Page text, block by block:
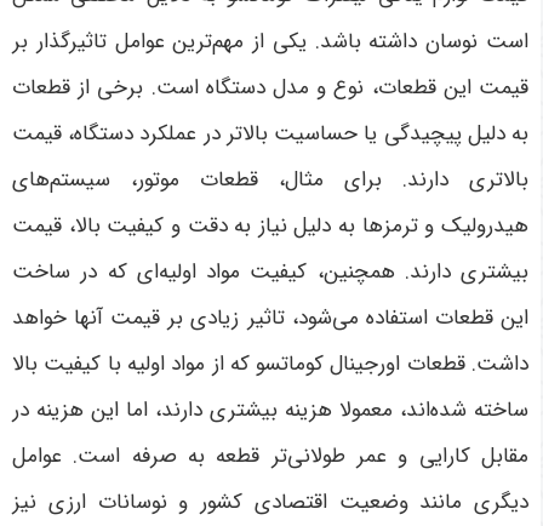
است نوسان داشته باشد. یکی از مهم‌ترین عوامل تاثیرگذار بر
قیمت این قطعات، نوع و مدل دستگاه است. برخی از قطعات
به دلیل پیچیدگی یا حساسیت بالاتر در عملکرد دستگاه، قیمت
بالاتری دارند. برای مثال، قطعات موتور، سیستم‌های
هیدرولیک و ترمزها به دلیل نیاز به دقت و کیفیت بالا، قیمت
بیشتری دارند. همچنین، کیفیت مواد اولیه‌ای که در ساخت
این قطعات استفاده می‌شود، تاثیر زیادی بر قیمت آنها خواهد
داشت. قطعات اورجینال کوماتسو که از مواد اولیه با کیفیت بالا
ساخته شده‌اند، معمولا هزینه بیشتری دارند، اما این هزینه در
مقابل کارایی و عمر طولانی‌تر قطعه به صرفه است. عوامل
دیگری مانند وضعیت اقتصادی کشور و نوسانات ارزی نیز